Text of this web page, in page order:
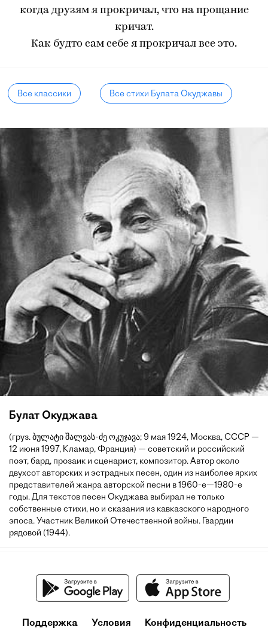
когда друзям я прокричал, что на прощание
кричат.
Как будто сам себе я прокричал все это.
Все классики Все стихи Булата Окуджавы
Булат Окуджава
(груз. ბულატი შალვას-ძე ოკუჯავა; 9 мая 1924, Москва, СССР —
12 июня 1997, Кламар, Франция) — советский и российский
поэт, бард, прозаик и сценарист, композитор. Автор около
двухсот авторских и эстрадных песен, один из наиболее ярких
представителей жанра авторской песни в 1960-е—1980-е
годы. Для текстов песен Окуджава выбирал не только
собственные стихи, но и сказания из кавказского народного
эпоса. Участник Великой Отечественной войны. Гвардии
рядовой (1944).
Поддержка Условия Конфиденциальность